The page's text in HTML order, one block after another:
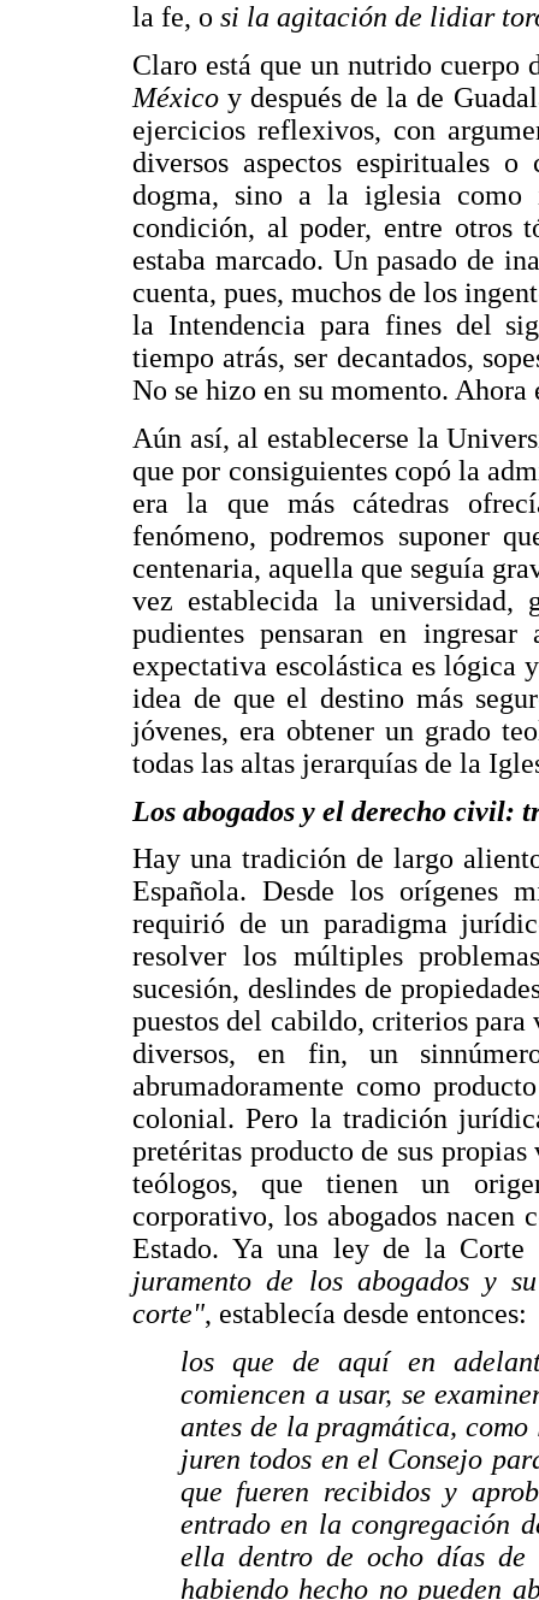
la fe, o si la agitación de lidiar
Claro está que un nutrido cuerpo
Méxicoy después de la de
ejercicios reflexivos, con
diversos aspectos espirituales
dogma, sino a la iglesia
condición, al poder, entre otros
estaba marcado. Un pasado de
cuenta, pues, muchos de los
la Intendencia para fines del
tiempo atrás, ser decantados,
No se hizo en su momento.
Aún así, al establecerse la
que por consiguientes copó la
era la que más cátedras
fenómeno, podremos suponer
centenaria, aquella que seguía
vez establecida la
pudientes pensaran en
expectativa escolástica es lógica
idea de que el destino más
jóvenes, era obtener un grado
todas las altas jerarquías de la
Los abogados y el derecho civil:
Hay una tradición de largo
Española. Desde los orígenes
requirió de un paradigma
resolver los múltiples
sucesión, deslindes de
puestos del cabildo, criterios
diversos, en fin, un
abrumadoramente como
colonial. Pero la tradición
pretéritas producto de sus
teólogos, que tienen un
corporativo, los abogados
Estado. Ya una ley de la
juramento de los abogados y
corte", establecía desde entonces:
los que de aquí en
comiencen a usar, se
antes de la pragmática,
juren todos en el Consejo
que fueren recibidos y
entrado en la congregación
ella dentro de ocho días
habiendo hecho no pueden